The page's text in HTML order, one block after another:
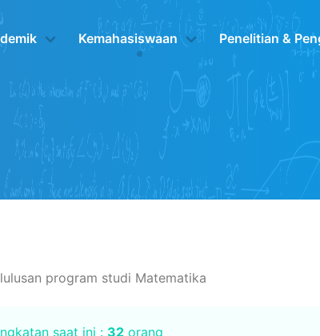
Kemahasiswaan Penelitian &
program studi Matematika
saat ini : 32 orang